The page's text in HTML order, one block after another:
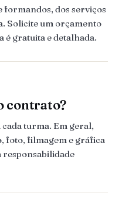
formandos, dos serviços
Solicite um orçamento
é gratuita e detalhada.
contrato?
turma. Em geral,
foto, filmagem e gráfica